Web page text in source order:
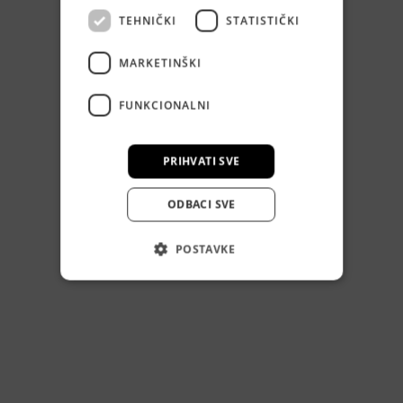
TEHNIČKI STATISTIČKI
MARKETINŠKI
FUNKCIONALNI
PRIHVATI SVE
ODBACI SVE
POSTAVKE